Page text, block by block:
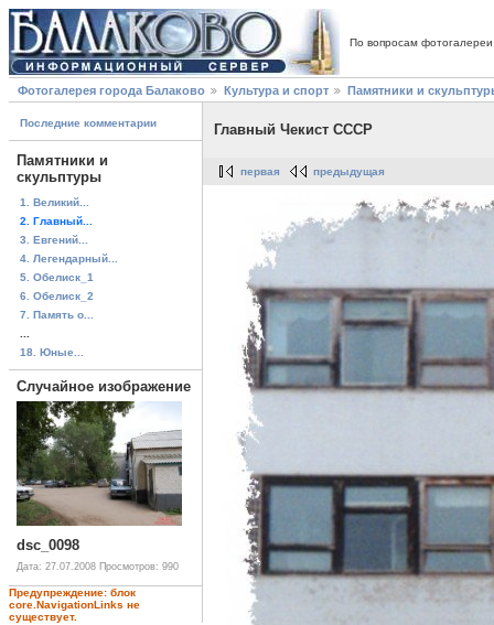
По вопросам
Фотогалерея города Балаково Культура и спорт Памятники и
Последние комментарии
Памятники и
скульптуры
1. Великий...
2. Главный...
3. Евгений...
4. Легендарный...
5. Обелиск_1
6. Обелиск_2
7. Память о...
18. Юные...
Случайное изображение
dsc_0098
Дата: 27.07.2008 Просмотров: 990
Предупреждение: блок
core.NavigationLinks не
существует.
Главный Чекист СССР
первая предыдущая